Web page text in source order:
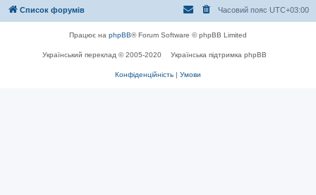
Список форумів Часовий пояс UTC+03:00
Працює на phpBB® Forum Software © phpBB Limited
Український переклад © 2005-2020 Українська підтримка phpBB
Конфіденційність | Умови